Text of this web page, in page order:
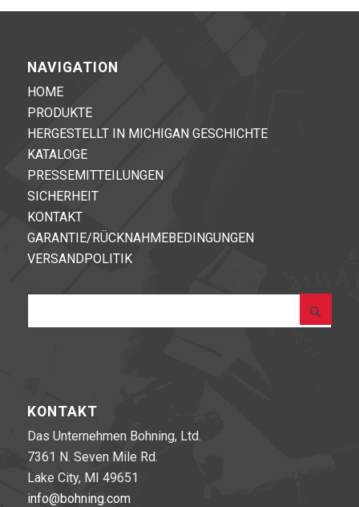
NAVIGATION
HOME
PRODUKTE
HERGESTELLT IN MICHIGAN GESCHICHTE
KATALOGE
PRESSEMITTEILUNGEN
SICHERHEIT
KONTAKT
GARANTIE/RÜCKNAHMEBEDINGUNGEN
VERSANDPOLITIK
KONTAKT
Das Unternehmen Bohning, Ltd.
7361 N. Seven Mile Rd.
Lake City, MI 49651
info@bohning.com